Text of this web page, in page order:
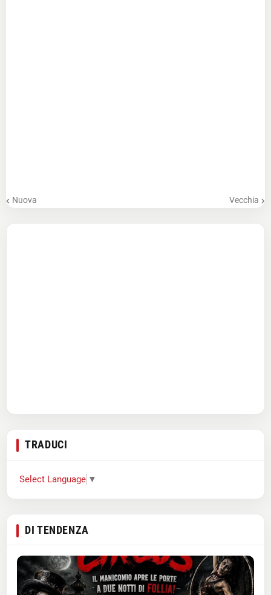
Nuova Vecchia
TRADUCI
Select Language ▼
DI TENDENZA